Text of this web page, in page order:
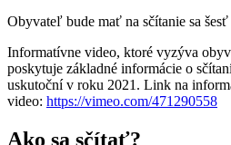
Obyvateľ bude mať na sčítanie sa
Informatívne video, ktoré vyzýva
poskytuje základné informácie o
uskutoční v roku 2021. Link na
video: https://vimeo.com/471290558
Ako sa sčítať?